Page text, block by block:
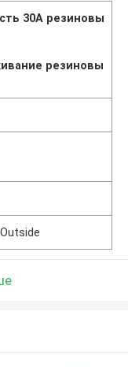
30A резиновы
резиновы